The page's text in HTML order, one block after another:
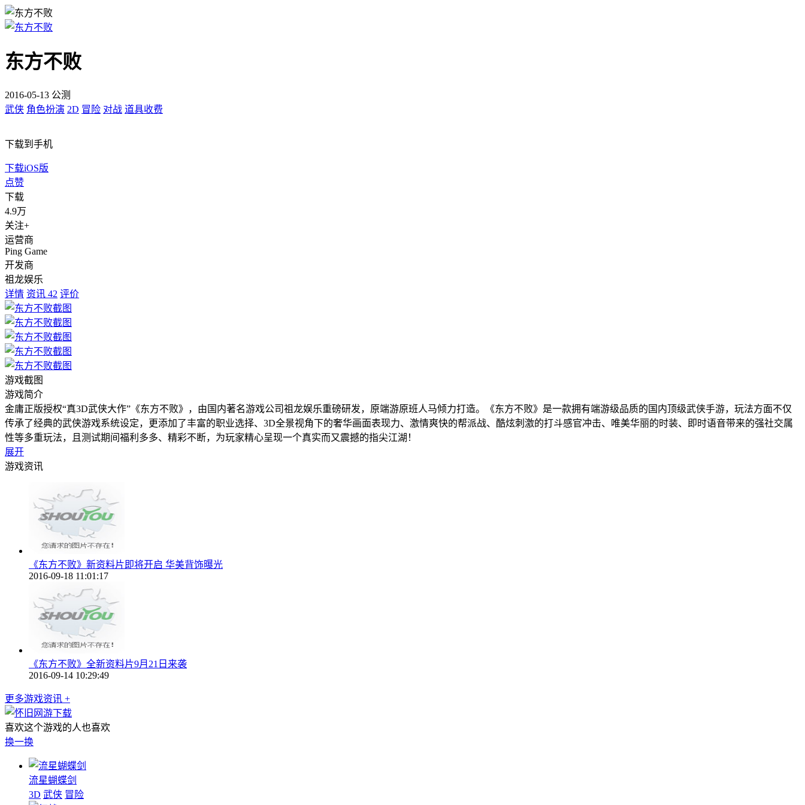
东方不败
2016-05-13 公测
武侠 角色扮演 2D 冒险 对战 道具收费
下载到手机
下载iOS版
点赞
下载
4.9万
关注+
运营商
Ping Game
开发商
祖龙娱乐
详情 资讯 42 评价
游戏截图
游戏简介
金庸正版授权“真3D武侠大作”《东方不败》，由国内著名游戏公司祖龙娱乐重磅研发，原端游原班人马倾力打造。《东方不败》是一款拥有端游级品质的国内顶级武侠手游，玩法方面不仅
传承了经典的武侠游戏系统设定，更添加了丰富的职业选择、3D全景视角下的奢华画面表现力、激情爽快的帮派战、酷炫刺激的打斗感官冲击、唯美华丽的时装、即时语音带来的强社交属
性等多重玩法，且测试期间福利多多、精彩不断，为玩家精心呈现一个真实而又震撼的指尖江湖！
展开
游戏资讯
《东方不败》新资料片即将开启 华美背饰曝光
2016-09-18 11:01:17
《东方不败》全新资料片9月21日来袭
2016-09-14 10:29:49
更多游戏资讯 +
喜欢这个游戏的人也喜欢
换一换
流星蝴蝶剑
3D 武侠 冒险